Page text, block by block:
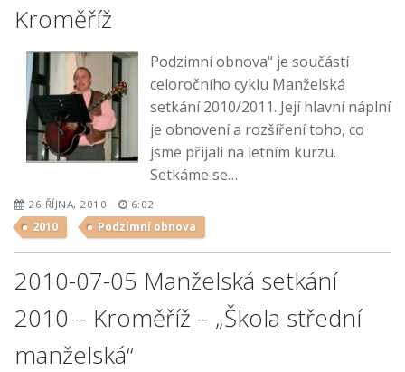
Kroměříž
Podzimní obnova“ je součástí
celoročního cyklu Manželská
setkání 2010/2011. Její hlavní náplní
je obnovení a rozšíření toho, co
jsme přijali na letním kurzu.
Setkáme se…
26 ŘÍJNA, 2010 6:02
2010 Podzimní obnova
2010-07-05 Manželská setkání
2010 – Kroměříž – „Škola střední
manželská“